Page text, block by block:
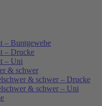
– Buntgewebe
– Drucke
– Uni
& schwer
& schwer – Drucke
& schwer – Uni